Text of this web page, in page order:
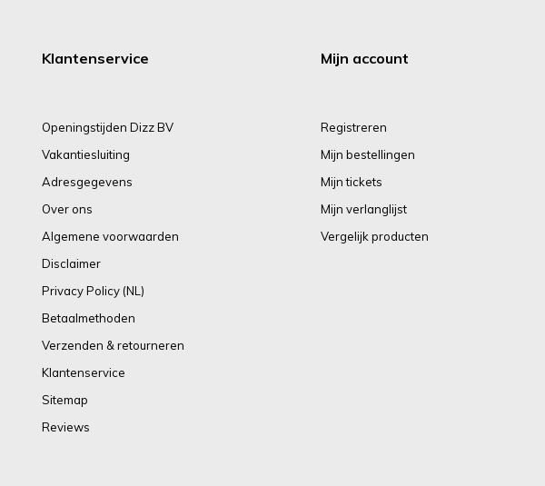
Klantenservice
Openingstijden Dizz BV
Vakantiesluiting
Adresgegevens
Over ons
Algemene voorwaarden
Disclaimer
Privacy Policy (NL)
Betaalmethoden
Verzenden & retourneren
Klantenservice
Sitemap
Reviews
Mijn account
Registreren
Mijn bestellingen
Mijn tickets
Mijn verlanglijst
Vergelijk producten